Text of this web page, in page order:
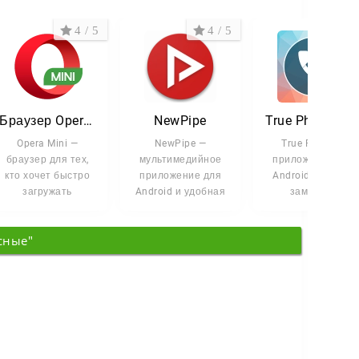
Браузер Opera Mini
Opera Mini —
браузер для тех,
кто хочет быстро
загружать
трафик. Он
4 / 5
NewPipe
NewPipe —
мультимедийное
приложение для
Android и удобная
4 / 5
True Phone —
приложение для
Android, которое
заменяет
контактов.